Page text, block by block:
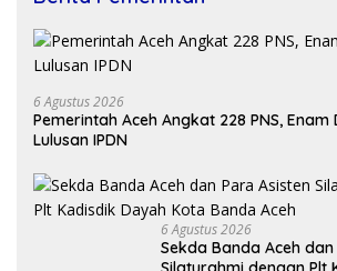
6 Agustus 2026
Pemerintah Aceh Angkat 228 PNS,
Lulusan IPDN
6 Agustus 2026
Sekda Banda Aceh